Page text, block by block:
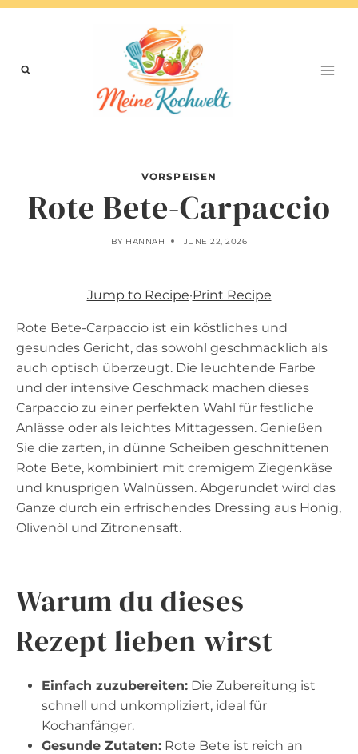
Skip
VORSPEISEN
Rote Bete-Carpaccio
BY HANNAH JUNE 22, 2026
Jump to Recipe·Print Recipe
Rote Bete-Carpaccio ist ein köstliches und
gesundes Gericht, das sowohl geschmacklich als
auch optisch überzeugt. Die leuchtende Farbe
und der intensive Geschmack machen dieses
Carpaccio zu einer perfekten Wahl für festliche
Anlässe oder als leichtes Mittagessen. Genießen
Sie die zarten, in dünne Scheiben geschnittenen
Rote Bete, kombiniert mit cremigem Ziegenkäse
und knusprigen Walnüssen. Abgerundet wird das
Ganze durch ein erfrischendes Dressing aus Honig,
Olivenöl und Zitronensaft.
Warum du dieses
Rezept lieben wirst
Einfach zuzubereiten: Die Zubereitung ist
schnell und unkompliziert, ideal für
Kochanfänger.
Gesunde Zutaten: Rote Bete ist reich an